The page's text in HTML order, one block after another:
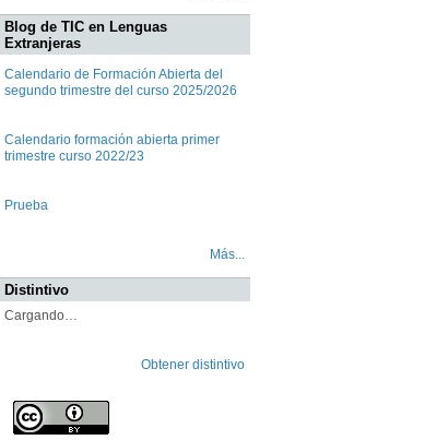
Blog de TIC en Lenguas
Extranjeras
Calendario de Formación Abierta del
segundo trimestre del curso 2025/2026
Calendario formación abierta primer
trimestre curso 2022/23
Prueba
Más...
Distintivo
Cargando…
Obtener distintivo